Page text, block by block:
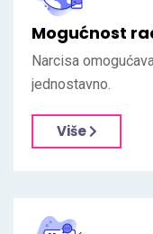
Mogućnost
Narcisa
jednostavno.
Više